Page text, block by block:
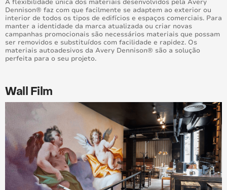
A flexibilidade única dos materiais desenvolvidos pela Avery
Dennison® faz com que facilmente se adaptem ao exterior ou
interior de todos os tipos de edifícios e espaços comerciais. Para
manter a identidade da marca atualizada ou criar novas
campanhas promocionais são necessários materiais que possam
ser removidos e substituídos com facilidade e rapidez. Os
materiais autoadesivos da Avery Dennison® são a solução
perfeita para o seu projeto.
Wall Film